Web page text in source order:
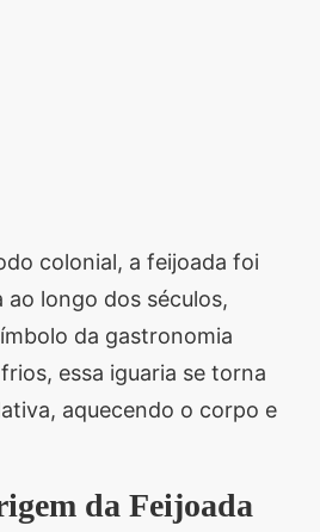
colonial, a feijoada foi
ao longo dos séculos,
da gastronomia
essa iguaria se torna
aquecendo o corpo e
da Feijoada